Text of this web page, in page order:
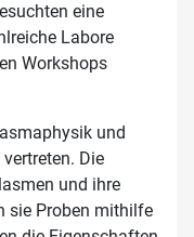
eine
Labore
Workshops
und
Die
und ihre
sie Proben mithilfe